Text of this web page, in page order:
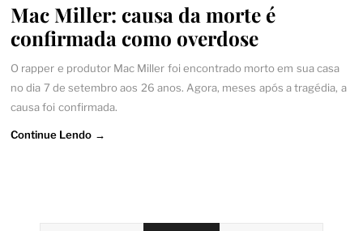
Mac Miller: causa da morte é
confirmada como overdose
O rapper e produtor Mac Miller foi encontrado morto em sua casa
no dia 7 de setembro aos 26 anos. Agora, meses após a tragédia, a
causa foi confirmada.
Continue Lendo →